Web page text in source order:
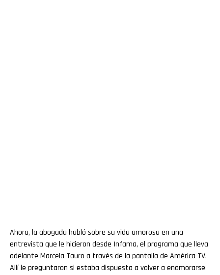
Ahora, la abogada habló sobre su vida amorosa en una
entrevista que le hicieron desde Infama, el programa que lleva
adelante Marcela Tauro a través de la pantalla de América TV.
Allí le preguntaron si estaba dispuesta a volver a enamorarse